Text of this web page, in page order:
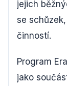
jejich
se
činností.
Program
jako